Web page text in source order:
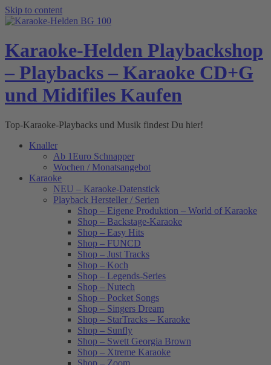
Skip to content
Karaoke-Helden Playbackshop
– Playbacks – Karaoke CD+G
und Midifiles Kaufen
Top-Karaoke-Playbacks und Musik findest Du hier!
Knaller
Ab 1Euro Schnapper
Wochen / Monatsangebot
Karaoke
NEU – Karaoke-Datenstick
Playback Hersteller / Serien
Shop – Eigene Produktion – World of Karaoke
Shop – Backstage-Karaoke
Shop – Easy Hits
Shop – FUNCD
Shop – Just Tracks
Shop – Koch
Shop – Legends-Series
Shop – Nutech
Shop – Pocket Songs
Shop – Singers Dream
Shop – StarTracks – Karaoke
Shop – Sunfly
Shop – Swett Georgia Brown
Shop – Xtreme Karaoke
Shop – Zoom